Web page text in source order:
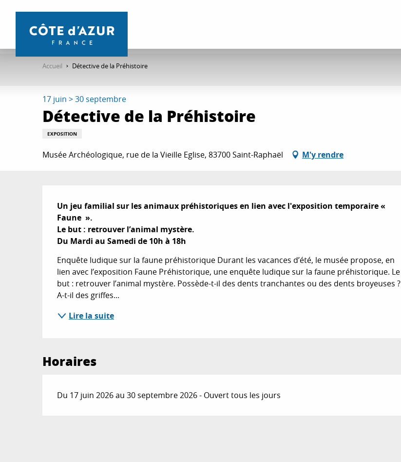
contenu
Accueil Détective de la Préhistoire
17 juin > 30 septembre
Détective de la Préhistoire
EXPOSITION
Musée Archéologique, rue de la Vieille Eglise, 83700 Saint-Raphaël M'y rendre
Description
Un jeu familial sur les animaux préhistoriques en lien avec l'exposition temporaire «
Faune  ».
Le but : retrouver l’animal mystère.
Du Mardi au Samedi de 10h à 18h
Enquête ludique sur la faune préhistorique Durant les vacances d’été, le musée propose, en
lien avec l’exposition Faune Préhistorique, une enquête ludique sur la faune préhistorique. Le
but : retrouver l’animal mystère. Possède-t-il des dents tranchantes ou des dents broyeuses ?
A-t-il des griffes...
Lire la suite
Horaires
Du 17 juin 2026 au 30 septembre 2026 - Ouvert tous les jours